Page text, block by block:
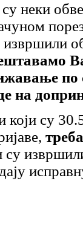
неки
извршили
по
на
који су
су